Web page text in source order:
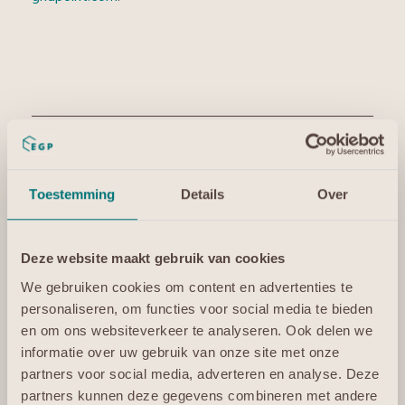
Toestemming Details Over
Deze website maakt gebruik van cookies
We gebruiken cookies om content en advertenties te
personaliseren, om functies voor social media te bieden
en om ons websiteverkeer te analyseren. Ook delen we
informatie over uw gebruik van onze site met onze
partners voor social media, adverteren en analyse. Deze
partners kunnen deze gegevens combineren met andere
Gerelateerde items
Liber Desk Summerschool
online | De werkplek
verandert. Verandert jouw
organisatie mee?
14-jul-26